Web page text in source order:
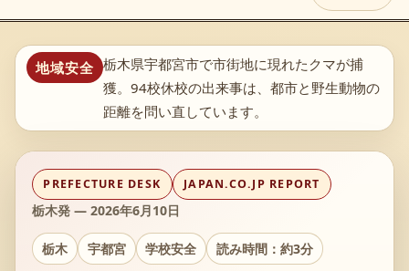
地域安全 栃木県宇都宮市で市街地に現れたクマが捕
獲。94校休校の出来事は、都市と野生動物の
距離を問い直しています。
PREFECTURE DESK JAPAN.CO.JP REPORT
栃木発 — 2026年6月10日
栃木 宇都宮 学校安全 読み時間：約3分